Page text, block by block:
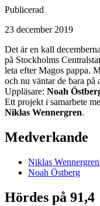
Publicerad
23 december 2019
Det är en kall
på Stockholms
leta efter Magos pappa.
och nu väntar de bara på
Uppläsare: Noah
Ett projekt i samarbete
Niklas Wennergren.
Medverkande
Niklas Wennergren
Noah Östberg
Hördes på 91,4